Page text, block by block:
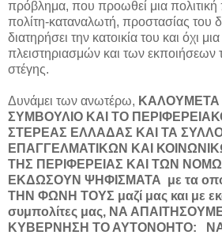
πρόβλημα, που προωθεί μια πολιτική
πολίτη-καταναλωτή, προστασίας του
διατηρήσει την κατοικία του και όχι
πλειστηριασμών και των εκποιήσεων
στέγης.
Δυνάμει των ανωτέρω, ΚΑΛΟΥΜΕΤΑ
ΣΥΜΒΟΥΛΙΟ ΚΑΙ ΤΟ
ΣΤΕΡΕΑΣ ΕΛΛΑΔΑΣ ΚΑΙ ΤΑ
ΕΠΑΓΓΕΛΜΑΤΙΚΩΝ ΚΑΙ
ΤΗΣ ΠΕΡΙΦΕΡΕΙΑΣ ΚΑΙ ΤΩΝ
ΕΚΔΩΣΟΥΝ ΨΗΦΙΣΜΑΤΑ με τα
ΤΗΝ ΦΩΝΗ ΤΟΥΣ μαζί μας και με
συμπολίτες μας, ΝΑ
ΚΥΒΕΡΝΗΣΗ ΤΟ ΑΥΤΟΝΟΗΤΟ: